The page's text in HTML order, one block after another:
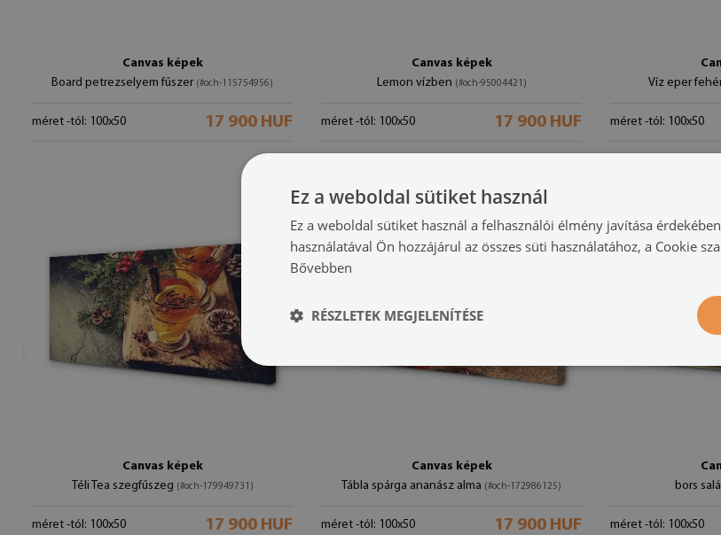
Canvas képek
Board petrezselyem fűszer (#och-115754956)
méret -tól: 100x50 17 900 HUF
Canvas képek
Lemon vízben (#och-95004421)
méret -tól: 100x50 17 900 HUF
Víz eper
méret -tól: 100x50
Canvas képek
Téli Tea szegfűszeg (#och-179949731)
méret -tól: 100x50 17 900 HUF
Canvas képek
Tábla spárga ananász alma (#och-172986125)
méret -tól: 100x50 17 900 HUF
bors
méret -tól: 100x50
Ez a weboldal sütiket használ
Ez a weboldal sütiket használ a felhasználói élmény javítása
használatával Ön hozzájárul az összes süti használatához, a Cookie
Bővebben
RÉSZLETEK MEGJELENÍTÉSE